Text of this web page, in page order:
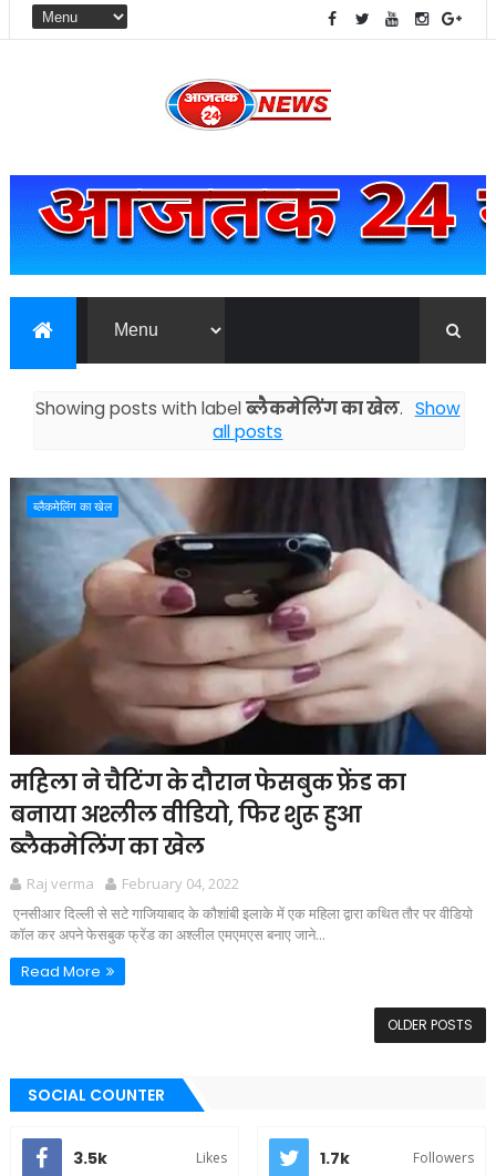
Showing posts with labelब्लैकमेलिंग का खेल. Show
all posts
ब्लैकमेलिंग का खेल
महिला ने चैटिंग के दौरान फेसबुक फ्रेंड का
बनाया अश्लील वीडियो, फिर शुरू हुआ
ब्लैकमेलिंग का खेल
Raj verma
February 04, 2022
एनसीआर दिल्ली से सटे गाजियाबाद के कौशांबी इलाके में एक महिला द्वारा कथित तौर पर वीडियो
कॉल कर अपने फेसबुक फ्रेंड का अश्लील एमएमएस बनाए जाने...
Read More
OLDER POSTS
SOCIAL COUNTER
3.5k Likes 1.7k Followers